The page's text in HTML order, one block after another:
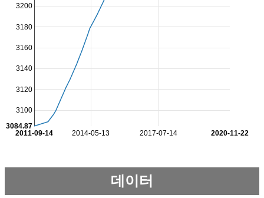
2014-05-13 2017-07-14
2011-09-14 2020-11-22
3100
3120
3140
3160
3180
3200
3084.87
데이터